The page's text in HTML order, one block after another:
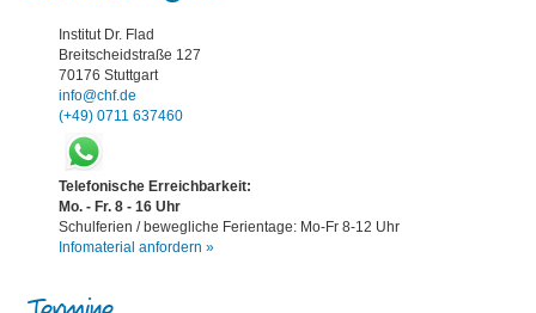
Institut Dr. Flad
Breitscheidstraße 127
70176 Stuttgart
info@chf.de
(+49) 0711 637460
Telefonische Erreichbarkeit:
Mo. - Fr. 8 - 16 Uhr
Schulferien / bewegliche Ferientage: Mo-Fr 8-12 Uhr
Infomaterial anfordern »